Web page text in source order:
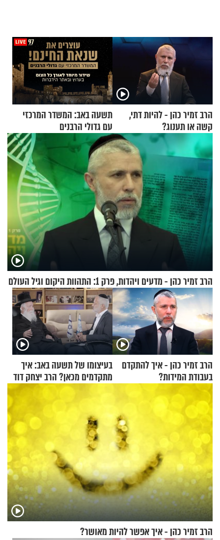
הרב זמיר כהן - להיות דתי,
קשה או תענוג?
תשעה באב: המשדר המרכזי
עם גדולי הרבנים
הרב זמיר כהן - מדעים ויהדות, פרק 1: התהוות היקום וגיל העולם
הרב זמיר כהן - איך להתקדם
בעבודת המידות?
בעיצומו של תשעה באב: איך
מתקדמים מכאן? הרב יצחק דוד
גרוסמן בשיחה מיוחדת
הרב זמיר כהן - איך אפשר להיות מאושר?